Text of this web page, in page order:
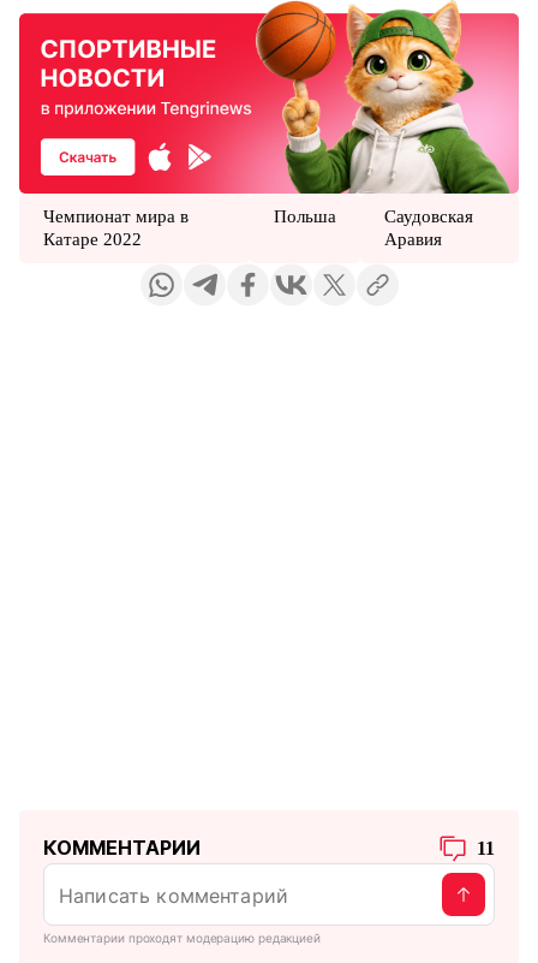
Чемпионат мира в
Катаре 2022
Польша
Саудовская
Аравия
КОММЕНТАРИИ 11
Комментарии проходят модерацию редакцией